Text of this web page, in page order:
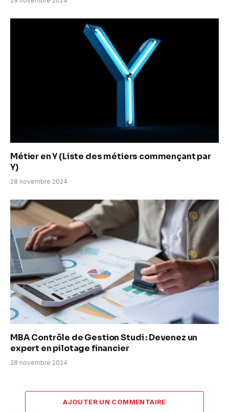
Métier en Y (Liste des métiers commençant par
Y)
28 novembre 2024
MBA Contrôle de Gestion Studi : Devenez un
expert en pilotage financier
28 novembre 2024
AJOUTER UN COMMENTAIRE